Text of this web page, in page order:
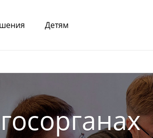
Детям